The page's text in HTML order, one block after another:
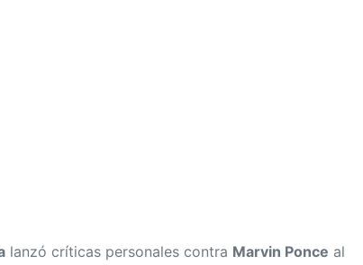
lanzó críticas personales contra Marvin Ponce al